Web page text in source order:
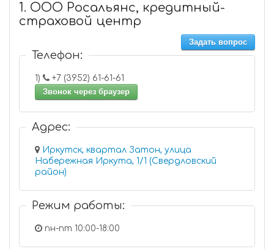
1. ООО Росальянс, кредитный-
страховой центр
Задать вопрос
Телефон:
1)
+7 (3952) 61-61-61
Звонок через браузер
Адрес:
Иркутск, квартал Затон, улица
Набережная Иркута, 1/1 (Свердловский
район)
Режим работы:
пн-пт 10:00-18:00